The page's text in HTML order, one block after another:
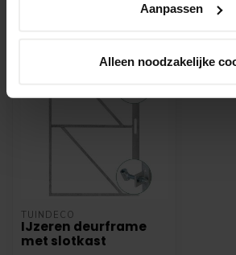
Aanpassen
Alleen noodzakelijke
TUINDECO
IJzeren deurframe
met slotkast